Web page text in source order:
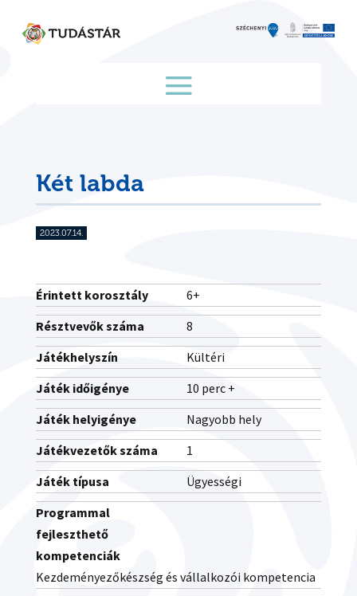
content
Két labda
2023.07.14.
Érintett korosztály
6+
Résztvevők száma
8
Játékhelyszín
Kültéri
Játék időigénye
10 perc +
Játék helyigénye
Nagyobb hely
Játékvezetők száma
1
Játék típusa
Ügyességi
Programmal
fejleszthető
kompetenciák
Kezdeményezőkészség és vállalkozói kompetencia